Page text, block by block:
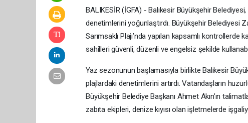
BALIKESİR (İGFA) - Balıkesir Büyükşehir
denetimlerini yoğunlaştırdı. Büyükşehir Belediyesi
Sarımsaklı Plajı’nda yapılan kapsamlı
sahilleri güvenli, düzenli ve engelsiz şekilde
Yaz sezonunun başlamasıyla birlikte Balıkesir
plajlardaki denetimlerini artırdı. Vatandaşların
Büyükşehir Belediye Başkanı Ahmet Akın’ın
zabıta ekipleri, denize kıyısı olan işletmelerde